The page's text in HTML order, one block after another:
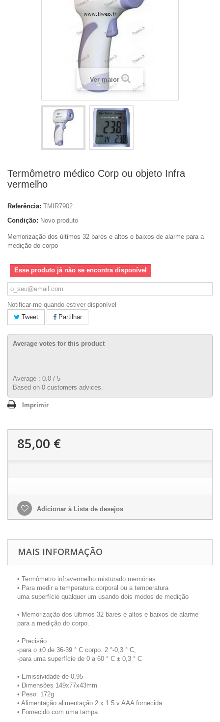
Ver maior
Termômetro médico Corp ou objeto Infra
vermelho
Referência: TMIR7902
Condição: Novo produto
Memorização dos últimos 32 bares e altos e baixos de alarme para a
medição do corpo
Esse produto já não se encontra disponível
Notificar-me quando estiver disponível
Tweet
Partilhar
Average votes for this product
Average : 0.0 / 5
Based on 0 customers advices.
Imprimir
85,00 €
Adicionar à Lista de desejos
MAIS INFORMAÇÃO
• Termômetro infravermelho misturado memórias
• Para medir a temperatura corporal ou a temperatura
uma superfície qualquer um usando dois modos de medição
• Memorização dos últimos 32 bares e altos e baixos de alarme
para a medição do corpo.
• Precisão:
-para o ±0 de 36-39 ° C corpo. 2 °-0,3 ° C,
-para uma superfície de 0 a 60 ° C ± 0,3 ° C
• Emissividade de 0,95
• Dimensões 149x77x43mm
• Peso: 172g
• Alimentação alimentação 2 x 1.5 v AAA fornecida
• Fornecido com uma tampa